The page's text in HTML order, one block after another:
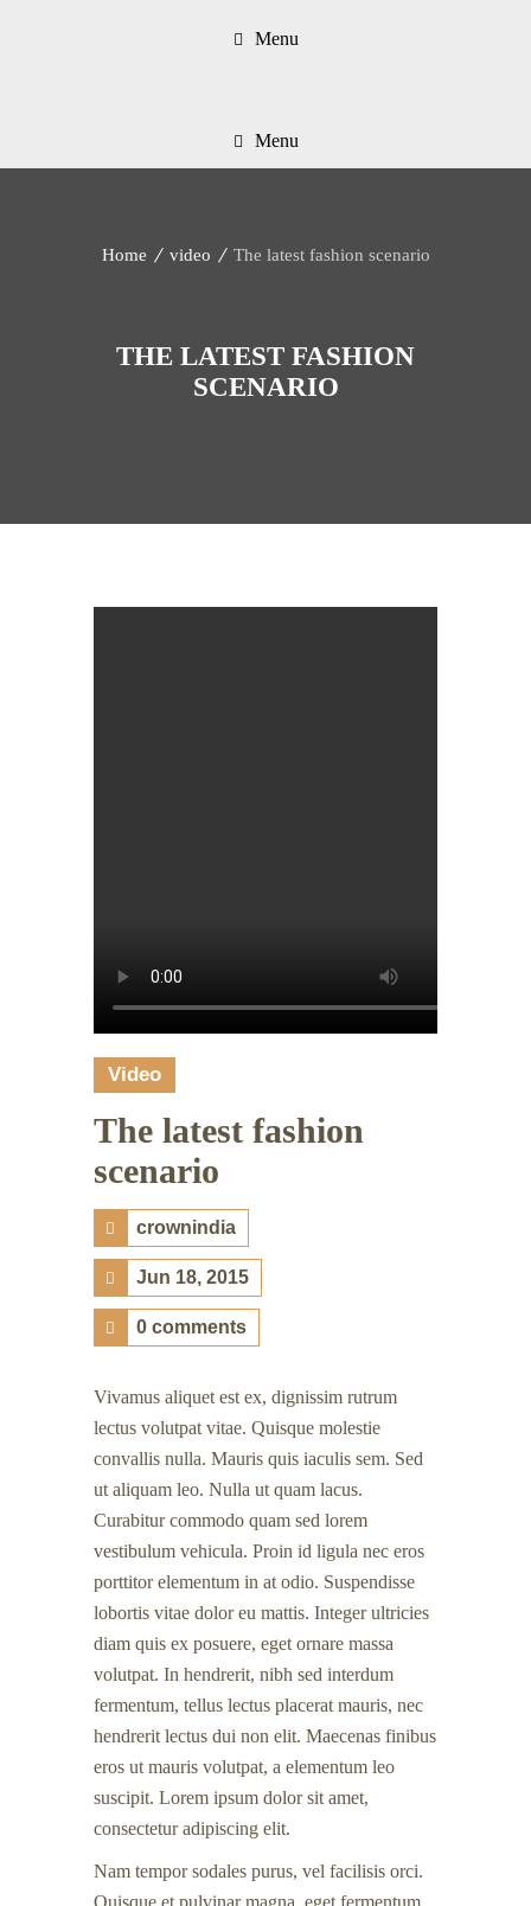
Menu
Menu
THE LATEST FASHION
SCENARIO
Home video The latest fashion scenario
Video
The latest fashion
scenario
crownindia
Jun 18, 2015
0 comments
Vivamus aliquet est ex, dignissim rutrum
lectus volutpat vitae. Quisque molestie
convallis nulla. Mauris quis iaculis sem. Sed
ut aliquam leo. Nulla ut quam lacus.
Curabitur commodo quam sed lorem
vestibulum vehicula. Proin id ligula nec eros
porttitor elementum in at odio. Suspendisse
lobortis vitae dolor eu mattis. Integer ultricies
diam quis ex posuere, eget ornare massa
volutpat. In hendrerit, nibh sed interdum
fermentum, tellus lectus placerat mauris, nec
hendrerit lectus dui non elit. Maecenas finibus
eros ut mauris volutpat, a elementum leo
suscipit. Lorem ipsum dolor sit amet,
consectetur adipiscing elit.
Nam tempor sodales purus, vel facilisis orci.
Quisque et pulvinar magna, eget fermentum